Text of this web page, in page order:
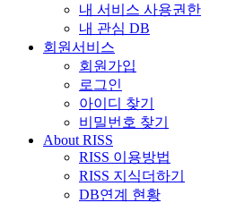
내 서비스 사용권한
내 관심 DB
회원서비스
회원가입
로그인
아이디 찾기
비밀번호 찾기
About RISS
RISS 이용방법
RISS 지식더하기
DB연계 현황